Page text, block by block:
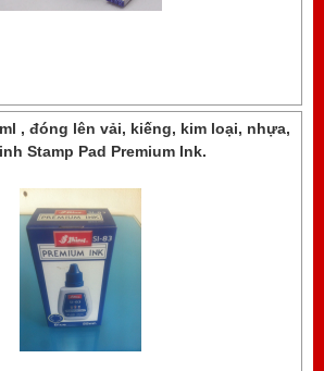
, đóng lên vải, kiếng, kim loại, nhựa,
Stamp Pad Premium Ink.